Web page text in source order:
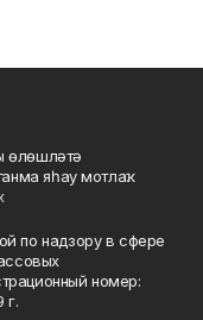
өлөшләтә
яһау мотлаҡ.
по надзору в сфере
номер:
г.